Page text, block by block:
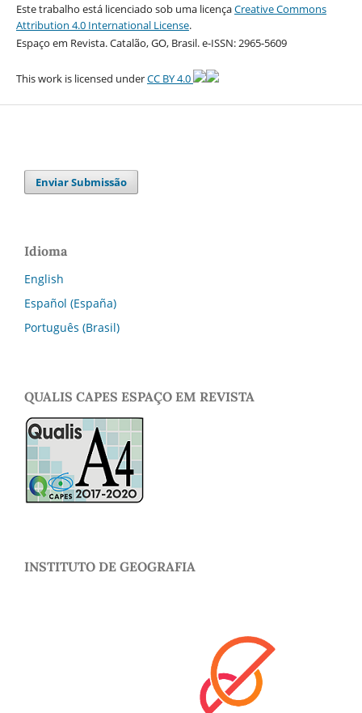
Este trabalho está licenciado sob uma licençaCreative Commons
Attribution 4.0 International License.
Espaço em Revista. Catalão, GO, Brasil. e-ISSN: 2965-5609
This work is licensed underCC BY 4.0
Enviar Submissão
Idioma
English
Español (España)
Português (Brasil)
QUALIS CAPES ESPAÇO EM REVISTA
INSTITUTO DE GEOGRAFIA